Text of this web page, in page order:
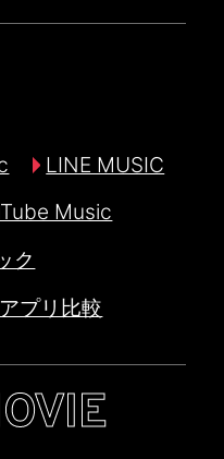
LINE MUSIC
Music
ク
プリ比較